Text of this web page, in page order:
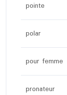
pointe
polar
pour femme
pronateur